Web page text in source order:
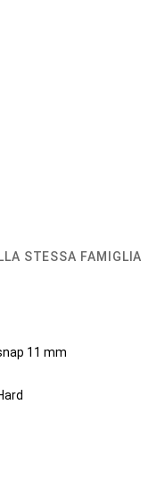
STESSA FAMIGLIA
11 mm